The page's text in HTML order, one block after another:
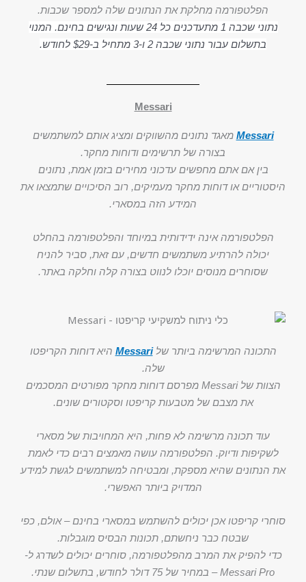
הפלטפורמה מחלקת את הנתונים שלה למספר שכבות.
נתוני שכבה 1 מתעדכנים כל 24 שעות ונגישים בחינם. המנוי
בתשלום עבור נתוני שכבה 2 ו-3 מתחיל ב-$29 לחודש.
Messari
Messari מאגד נתונים מהשווקים ומציג אותם למשתמשים
בצורה של תרשימים ודוחות מחקר.
בין אם אתם מחפשים עדכוני מחירים בזמן אמת, נתונים
היסטוריים או דוחות מחקר מעמיקים, רוב הסיכויים שתמצאו את
המידע הזה במסארי.
הפלטפורמה אינה ידידותית במיוחד והפלטפורמה בהחלט
יכולה להרתיע משתמשים חדשים, עם זאת, סביר להניח
שסוחרים מנוסים יוכלו לנווט בצורה קלה וחלקה באתר.
התכונה המרשימה ביותר שלMessari היא דוחות הקריפטו
שלה.
הצוות של Messari מפרסם דוחות מחקר מפורטים המסכמים
את מצבם של מטבעות קריפטו וסקטורים שונים.
עוד תכונה מרשימה לא פחות, היא המחויבות של מסארי
לשקיפות ודיוק. הפלטפורמה עושה מאמצים רבים כדי לאמת
את הנתונים שהיא מספקת, ומבטיחה למשתמשים לגשת למידע
המדויק ביותר האפשרי.
סוחרי קריפטו אכן יכולים להשתמש במסארי בחינם – אולם, כפי
שבטח כבר ניחשתם, תכונות הבסיס מוגבלות.
כדי להפיק את המרב מהפלטפורמה, סוחרים יכולים לשדרג ל-
Messari Pro – במחיר של 75 דולר לחודש, בתשלום שנתי.